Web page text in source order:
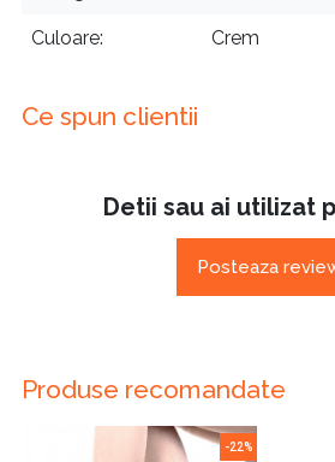
Culoare Crem
Ce spun clientii
Detii sau ai utilizat
Posteaza
Produse recomandate
-22%